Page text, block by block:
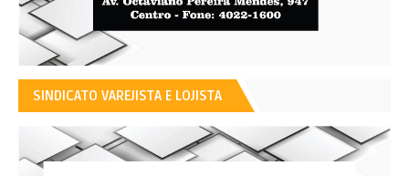
SINDICATO VAREJISTA E LOJISTA